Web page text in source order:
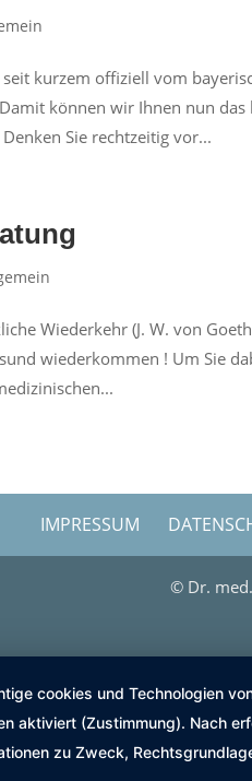
kurzem offiziell vom
können wir Ihnen nun
Sie rechtzeitig vor...
Wiederkehr (J. W. von
wiederkommen ! Um Sie
IMPRESSUM
© Dr.
cookies und Technologien
aktiviert (Zustimmung). Nach
zu Zweck,